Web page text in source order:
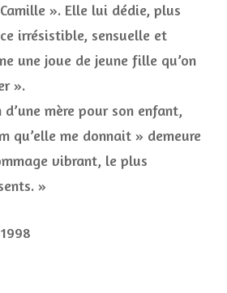
». Elle lui dédie, plus
irrésistible, sensuelle et
une joue de jeune fille qu’on
».
mère pour son enfant,
qu’elle me donnait » demeure
vibrant, le plus
»